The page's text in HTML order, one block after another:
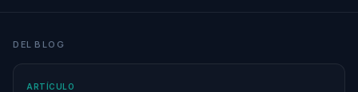
DEL BLOG
ARTÍCULO